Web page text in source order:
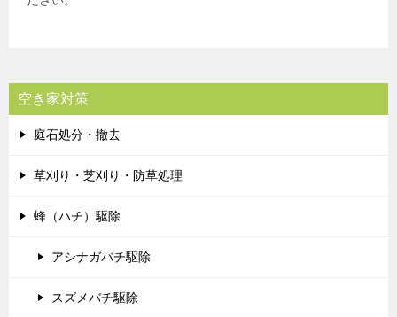
空き家対策
庭石処分・撤去
草刈り・芝刈り・防草処理
蜂（ハチ）駆除
アシナガバチ駆除
スズメバチ駆除